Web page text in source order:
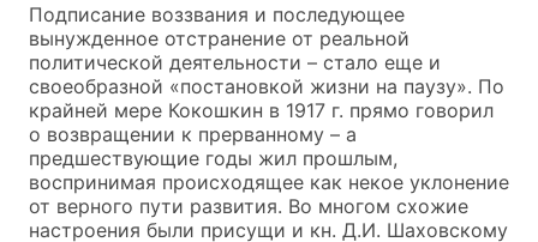
Подписание воззвания и последующее
вынужденное отстранение от реальной
политической деятельности – стало еще и
своеобразной «постановкой жизни на паузу». По
крайней мере Кокошкин в 1917 г. прямо говорил
о возвращении к прерванному – а
предшествующие годы жил прошлым,
воспринимая происходящее как некое уклонение
от верного пути развития. Во многом схожие
настроения были присущи и кн. Д.И. Шаховскому